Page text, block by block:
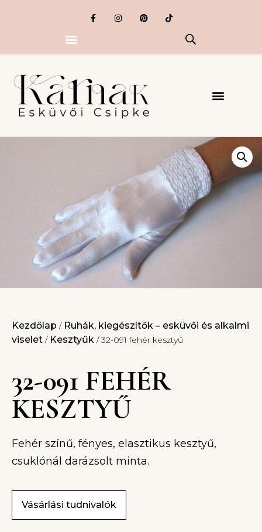
Kezdőlap / Ruhák, kiegészítők – esküvői és alkalmi
viselet / Kesztyűk / 32-091 fehér kesztyű
32-091 FEHÉR
KESZTYŰ
Fehér színű, fényes, elasztikus kesztyű,
csuklónál darázsolt minta.
Vásárlási tudnivalók